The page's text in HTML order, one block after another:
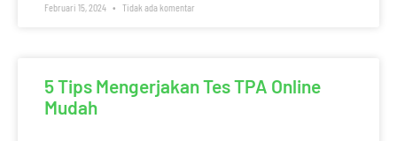
Februari 15, 2024 Tidak ada komentar
5 Tips Mengerjakan Tes TPA Online
Mudah